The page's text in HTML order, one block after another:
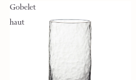
Gobelet
haut